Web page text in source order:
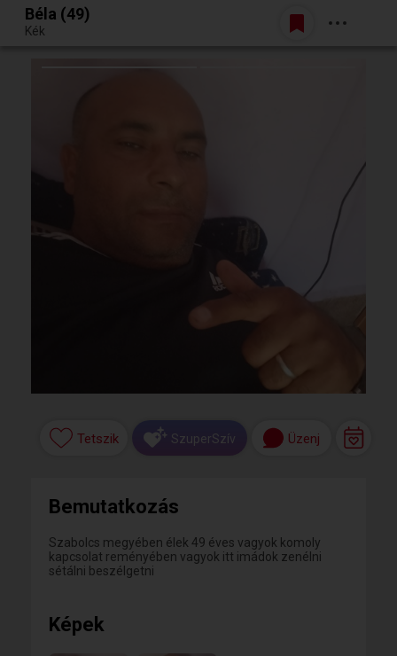
Egy jó randiból bármi lehet.
Belépés
Béla (49)
Kék
Tetszik SzuperSzív Üzenj
Bemutatkozás
Szabolcs megyében élek 49 éves vagyok komoly
kapcsolat reményében vagyok itt imádok zenélni
sétálni beszélgetni
Képek